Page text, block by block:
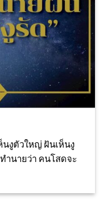
นงูตัวใหญ่ ฝันเห็นงู
ำนายว่า คนโสดจะ